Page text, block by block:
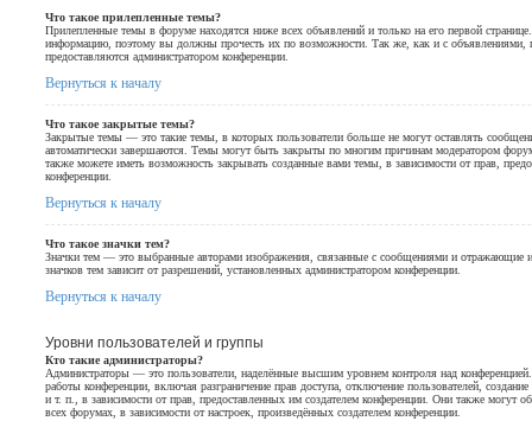
Что такое прилепленные темы?
Прилепленные темы в форуме находятся ниже всех объявлений и только на его первой
информацию, поэтому вы должны прочесть их по возможности. Так же, как и с объявлениями,
предоставляются администратором конференции.
Вернуться к началу
Что такое закрытые темы?
Закрытые темы — это такие темы, в которых пользователи больше не могут оставлять
автоматически завершаются. Темы могут быть закрыты по многим причинам модератором
также можете иметь возможность закрывать созданные вами темы, в зависимости от прав,
конференции.
Вернуться к началу
Что такое значки тем?
Значки тем — это выбранные авторами изображения, связанные с сообщениями и отражающие
значков тем зависит от разрешений, установленных администратором конференции.
Вернуться к началу
Уровни пользователей и группы
Кто такие администраторы?
Администраторы — это пользователи, наделённые высшим уровнем контроля над
работы конференции, включая разграничение прав доступа, отключение пользователей,
и т. п., в зависимости от прав, предоставленных им создателем конференции. Они также могут
всех форумах, в зависимости от настроек, произведённых создателем конференции.